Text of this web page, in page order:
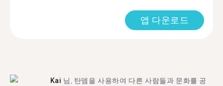
앱 다운로드
Kai 님, 탄뎀을 사용하여 다른 사람들과 문화를 공